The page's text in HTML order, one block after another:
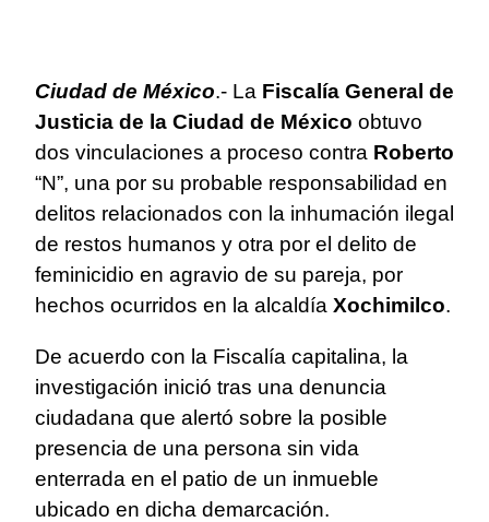
Ciudad de México.- La Fiscalía General de
Justicia de la Ciudad de México obtuvo
dos vinculaciones a proceso contra Roberto
“N”, una por su probable responsabilidad en
delitos relacionados con la inhumación ilegal
de restos humanos y otra por el delito de
feminicidio en agravio de su pareja, por
hechos ocurridos en la alcaldía Xochimilco.
De acuerdo con la Fiscalía capitalina, la
investigación inició tras una denuncia
ciudadana que alertó sobre la posible
presencia de una persona sin vida
enterrada en el patio de un inmueble
ubicado en dicha demarcación.